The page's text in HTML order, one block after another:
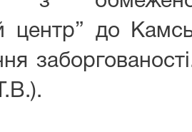
центр” до